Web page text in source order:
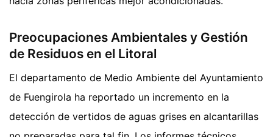
Preocupaciones Ambientales y Gestión
de Residuos en el Litoral
El departamento de Medio Ambiente del Ayuntamiento
de Fuengirola ha reportado un incremento en la
detección de vertidos de aguas grises en alcantarillas